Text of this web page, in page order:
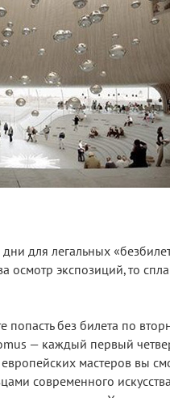
для легальных
осмотр экспозиций, то
без билета по
— каждый первый
мастеров вы
современного